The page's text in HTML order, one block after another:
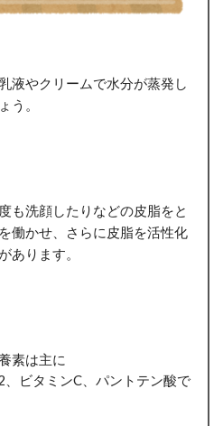
液やクリームで水分が蒸発し
う。
も洗顔したりなどの皮脂をと
働かせ、さらに皮脂を活性化
あります。
素は主に
ビタミンC、パントテン酸で